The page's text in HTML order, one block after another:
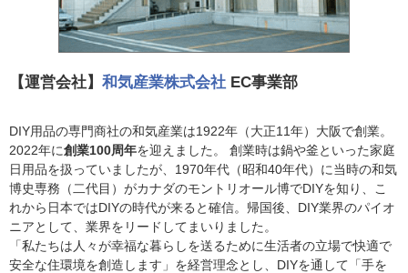
【運営会社】 和気産業株式会社 EC事業部
DIY用品の専門商社の和気産業は1922年（大正11年）大阪で創業。
2022年に創業100周年を迎えました。 創業時は鍋や釜といった家庭
日用品を扱っていましたが、1970年代（昭和40年代）に当時の和気
博史専務（二代目）がカナダのモントリオール博でDIYを知り、こ
れから日本ではDIYの時代が来ると確信。帰国後、DIY業界のパイオ
ニアとして、業界をリードしてまいりました。
「私たちは人々が幸福な暮らしを送るために生活者の立場で快適で
安全な住環境を創造します」を経営理念とし、DIYを通して「手を